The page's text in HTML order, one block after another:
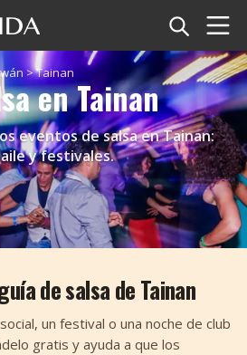
>Tainan
en Tainan
eventos de salsa en Tainan:
y festivales.
de salsa de Tainan
un festival o una noche de club
gratis y ayuda a que los